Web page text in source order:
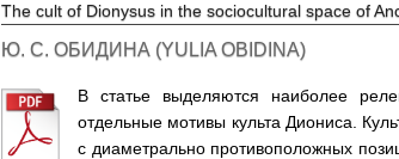
The cult of Dionysus in the sociocultural space of
Ю. С. ОБИДИНА (YULIA OBIDINA)
В статье выделяются наиболее
отдельные мотивы культа Диониса.
с диаметрально противоположных